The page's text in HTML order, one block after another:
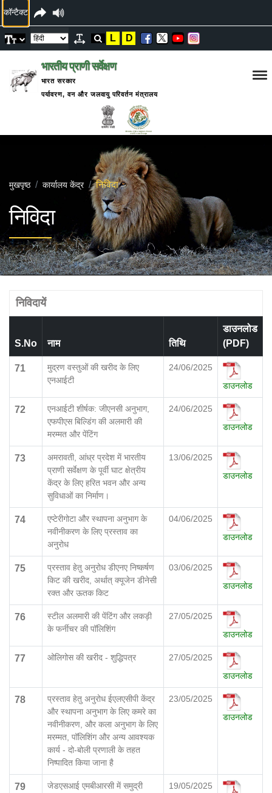
कॉन्टैक्ट
L D
भारतीय प्राणी सर्वेक्षण
भारत सरकार
पर्यावरण, वन और जलवायु परिवर्तन मंत्रालय
मुखपृष्ठ कार्यालय केंद्र निविदा
निविदा
निविदायें
S.No नाम तिथि
डाउनलोड
(PDF)
71
मुद्रण वस्तुओं की खरीद के लिए
एनआईटी
24/06/2025
डाउनलोड
72
एनआईटी शीर्षक: जीएनसी अनुभाग,
एफपीएस बिल्डिंग की अलमारी की
मरम्मत और पेंटिंग
24/06/2025
डाउनलोड
73
अमरावती, आंध्र प्रदेश में भारतीय
प्राणी सर्वेक्षण के पूर्वी घाट क्षेत्रीय
केंद्र के लिए हरित भवन और अन्य
सुविधाओं का निर्माण।
13/06/2025
डाउनलोड
74
एप्टेरीगोटा और स्थापना अनुभाग के
नवीनीकरण के लिए प्रस्ताव का
अनुरोध
04/06/2025
डाउनलोड
75
प्रस्ताव हेतु अनुरोध डीएनए निष्कर्षण
किट की खरीद, अर्थात् क्यूजेन डीनेसी
रक्त और ऊतक किट
03/06/2025
डाउनलोड
76
स्टील अलमारी की पेंटिंग और लकड़ी
के फर्नीचर की पॉलिशिंग
27/05/2025
डाउनलोड
77 ओलिगोस की खरीद - शुद्धिपत्र
27/05/2025
डाउनलोड
78
प्रस्ताव हेतु अनुरोध ईएलएसीपी केंद्र
और स्थापना अनुभाग के लिए कमरे का
नवीनीकरण, और कला अनुभाग के लिए
मरम्मत, पॉलिशिंग और अन्य आवश्यक
कार्य - दो-बोली प्रणाली के तहत
निष्पादित किया जाना है
23/05/2025
डाउनलोड
79
जेडएसआई एमबीआरसी में समुद्री
19/05/2025